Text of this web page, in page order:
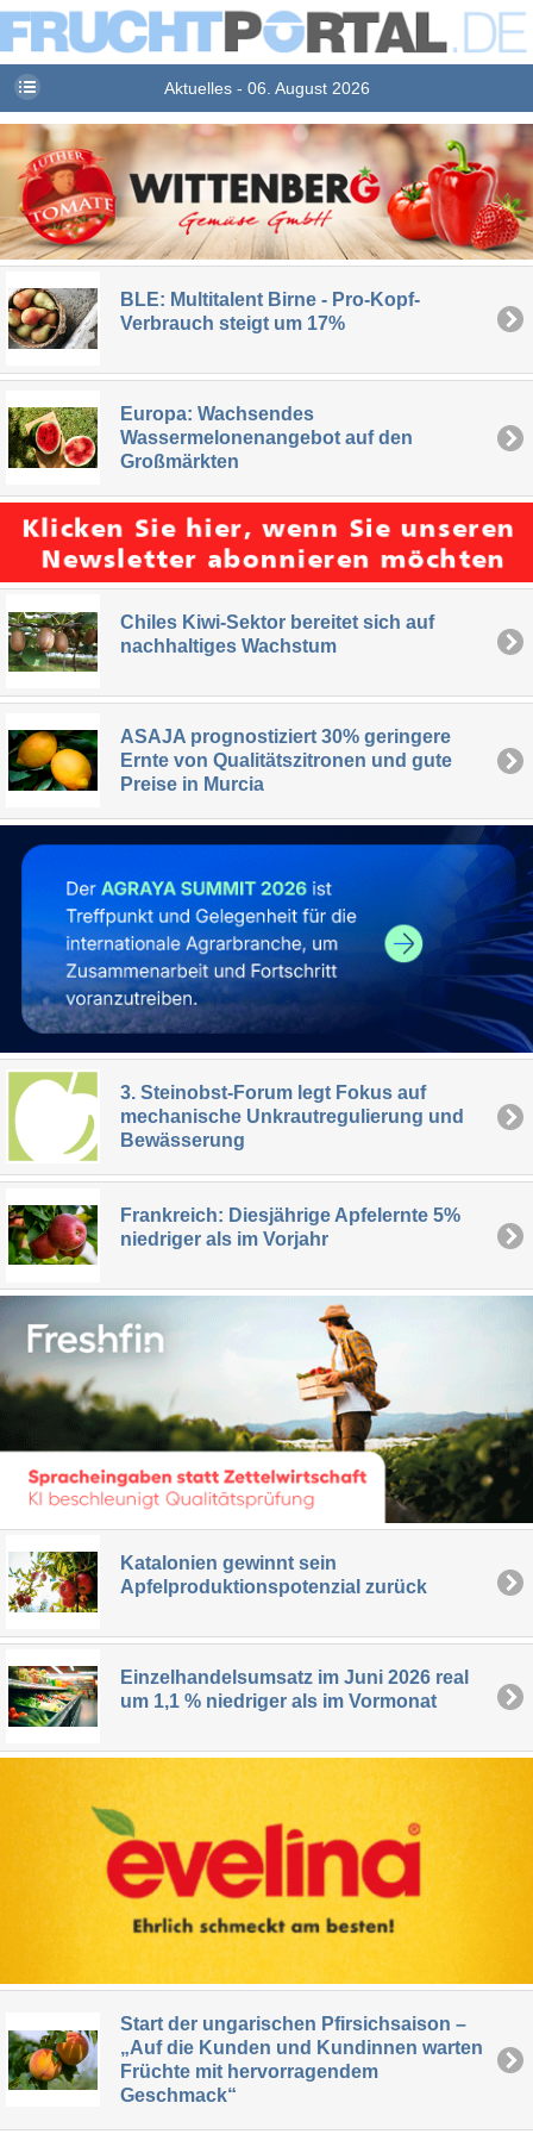
Aktuelles - 06. August 2026
BLE: Multitalent Birne - Pro-Kopf-
Verbrauch steigt um 17%
Europa: Wachsendes
Wassermelonenangebot auf den
Großmärkten
Chiles Kiwi-Sektor bereitet sich auf
nachhaltiges Wachstum
ASAJA prognostiziert 30% geringere
Ernte von Qualitätszitronen und gute
Preise in Murcia
3. Steinobst-Forum legt Fokus auf
mechanische Unkrautregulierung und
Bewässerung
Frankreich: Diesjährige Apfelernte 5%
niedriger als im Vorjahr
Katalonien gewinnt sein
Apfelproduktionspotenzial zurück
Einzelhandelsumsatz im Juni 2026 real
um 1,1 % niedriger als im Vormonat
Start der ungarischen Pfirsichsaison –
„Auf die Kunden und Kundinnen warten
Früchte mit hervorragendem
Geschmack“